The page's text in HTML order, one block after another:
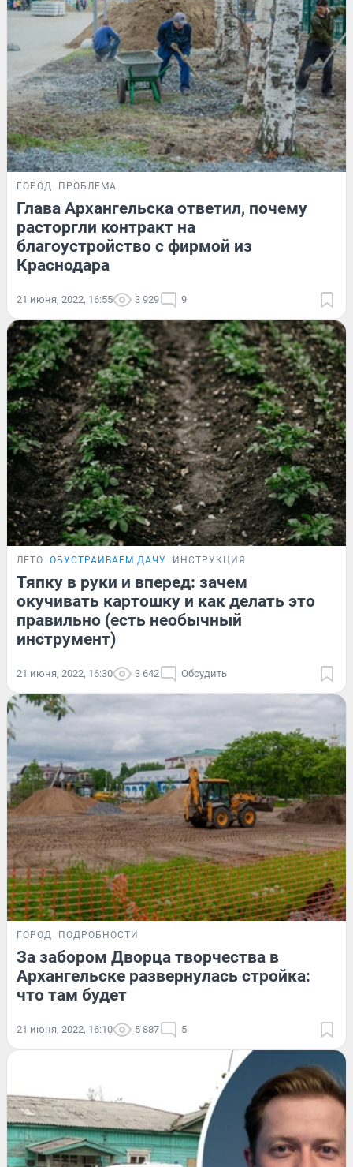
ГОРОД ПРОБЛЕМА
Глава Архангельска ответил, почему
расторгли контракт на
благоустройство с фирмой из
Краснодара
21 июня, 2022, 16:55 3 929 9
ЛЕТО ОБУСТРАИВАЕМ ДАЧУ ИНСТРУКЦИЯ
Тяпку в руки и вперед: зачем
окучивать картошку и как делать это
правильно (есть необычный
инструмент)
21 июня, 2022, 16:30 3 642 Обсудить
ГОРОД ПОДРОБНОСТИ
За забором Дворца творчества в
Архангельске развернулась стройка:
что там будет
21 июня, 2022, 16:10 5 887 5